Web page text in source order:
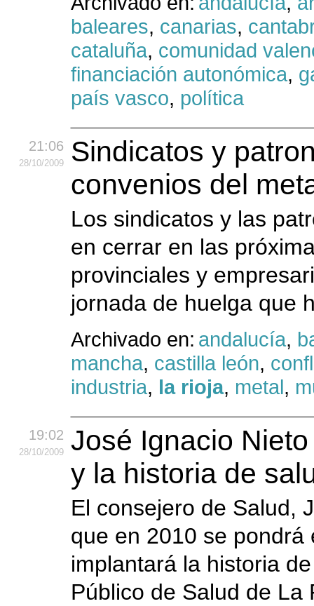
baleares, canarias,
cataluña, comunidad
financiación autonómica,
país vasco, política
21:06
28/10/2009
Sindicatos y
convenios del
Los sindicatos y las
en cerrar en las
provinciales y
jornada de huelga que
Archivado en: andalucía,
mancha, castilla león,
industria, la rioja, metal,
19:02
28/10/2009
José Ignacio
y la historia de
El consejero de Salud,
que en 2010 se
implantará la historia
Público de Salud de La